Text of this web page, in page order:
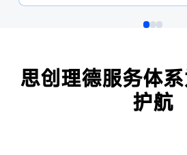
思创理德服务体
护航